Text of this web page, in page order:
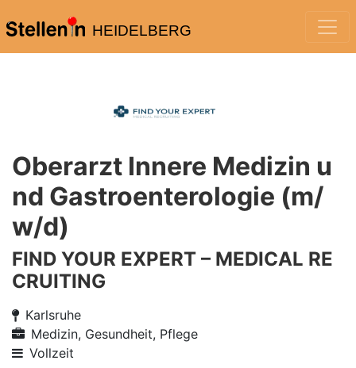
HEIDELBERG
Oberarzt Innere Medizin u
nd Gastroenterologie (m/
w/d)
FIND YOUR EXPERT – MEDICAL RE
CRUITING
Karlsruhe
Medizin, Gesundheit, Pflege
Vollzeit